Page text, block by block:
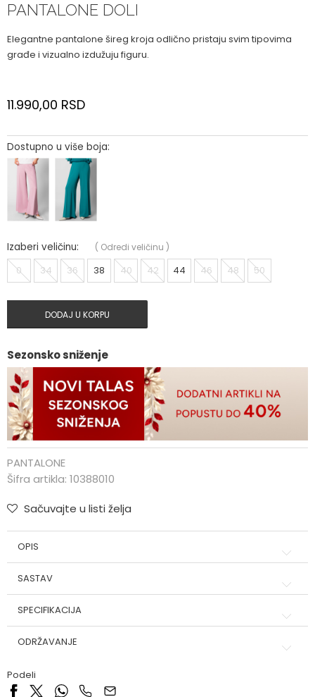
PANTALONE DOLI
Elegantne pantalone šireg kroja odlično pristaju svim tipovima
građe i vizualno izdužuju figuru.
11.990,00 RSD
Dostupno u više boja:
Izaberi veličinu: ( Odredi veličinu )
0 34 36 38 40 42 44 46 48 50
DODAJ U KORPU
Sezonsko sniženje
PANTALONE
Šifra artikla: 10388010
Sačuvajte u listi želja
OPIS
SASTAV
SPECIFIKACIJA
ODRŽAVANJE
Podeli